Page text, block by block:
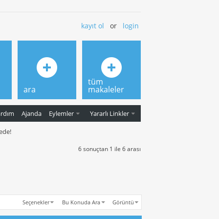
kayıt ol or login
Ajanda Eylemler Yararlı Linkler
ara
tüm
makaleler
6 sonuçtan 1 ile 6 arası
Seçenekler Bu Konuda Ara Görüntü